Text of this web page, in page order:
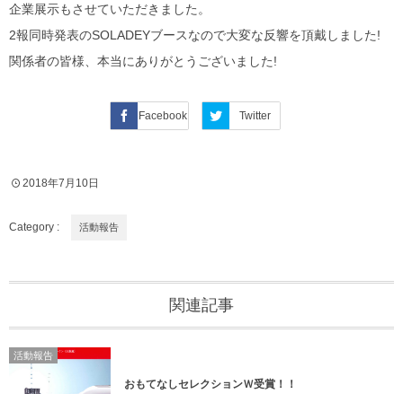
企業展示もさせていただきました。
2報同時発表のSOLADEYブースなので大変な反響を頂戴しました!
関係者の皆様、本当にありがとうございました!
Facebook Twitter
2018年7月10日
Category : 活動報告
関連記事
活動報告
おもてなしセレクションＷ受賞！！